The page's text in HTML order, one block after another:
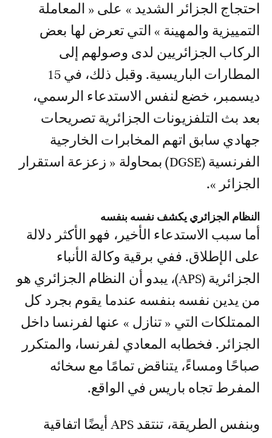
احتجاج الجزائر الشديد » على « المعاملة
التمييزية والمهينة » التي تعرض لها بعض
الركاب الجزائريين لدى وصولهم إلى
المطارات الباريسية. وقبل ذلك، في 15
ديسمبر، خضع لنفس الاستدعاء الرسمي،
بعد بث التلفزيونات الجزائرية تصريحات
جهادي سابق اتهم المخابرات الخارجية
الفرنسية (DGSE) بمحاولة « زعزعة استقرار
الجزائر ».
النظام الجزائري يكشف نفسه بنفسه
أما سبب الاستدعاء الأخير، فهو الأكثر دلالة
على الإطلاق. ففي برقية وكالة الأنباء
الجزائرية (APS)، يبدو أن النظام الجزائري هو
من يدين نفسه بنفسه عندما يقوم بجرد كل
الممتلكات التي « تنازل » عنها لفرنسا داخل
الجزائر. فخطابه المعادي لفرنسا، والمتكرر
صباحًا ومساءً، يتناقض تمامًا مع سخائه
المفرط تجاه باريس في الواقع.
وبنفس الطريقة، تنتقد APS أيضًا اتفاقية